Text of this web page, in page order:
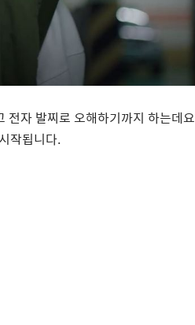
전자 발찌로 오해하기까지 하는데요
작됩니다.